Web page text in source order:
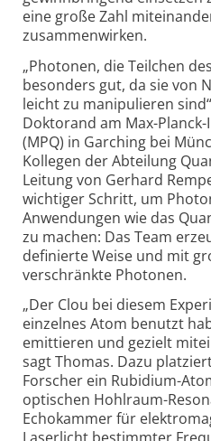
eine große Zahl
zusammenwirken.
„Photonen, die Teilchen
besonders gut, da sie von
leicht zu manipulieren
Doktorand am Max-
(MPQ) in Garching bei
Kollegen der Abteilung
Leitung von Gerhard
wichtiger Schritt, um
Anwendungen wie das
zu machen: Das Team
definierte Weise und mit
verschränkte Photonen.
„Der Clou bei diesem
einzelnes Atom benutzt
emittieren und gezielt
sagt Thomas. Dazu
Forscher ein Rubidium-
optischen Hohlraum-
Echokammer für